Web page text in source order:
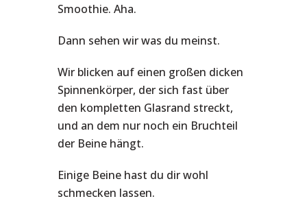
Smoothie. Aha.
Dann sehen wir was du meinst.
Wir blicken auf einen großen dicken
Spinnenkörper, der sich fast über
den kompletten Glasrand streckt,
und an dem nur noch ein Bruchteil
der Beine hängt.
Einige Beine hast du dir wohl
schmecken lassen.